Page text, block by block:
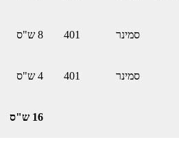
סמינר 401 8 ש"ס
סמינר 401 4 ש"ס
16 ש"ס